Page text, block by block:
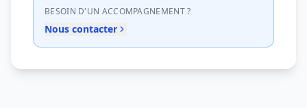
BESOIN D'UN ACCOMPAGNEMENT ?
Nous contacter